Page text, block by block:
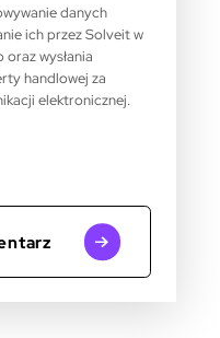
danych
ich przez Solveit w
wysłania
handlowej za
elektronicznej.